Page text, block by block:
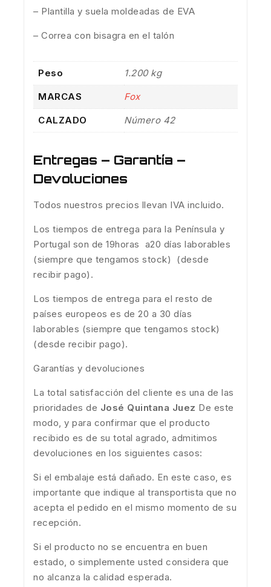
– Plantilla y suela moldeadas de EVA
– Correa con bisagra en el talón
Peso 1.200 kg
MARCAS Fox
CALZADO Número 42
Entregas – Garantía –
Devoluciones
Todos nuestros precios llevan IVA incluido.
Los tiempos de entrega para la Península y
Portugal son de 19horas a20 días laborables
(siempre que tengamos stock) (desde
recibir pago).
Los tiempos de entrega para el resto de
países europeos es de 20 a 30 días
laborables (siempre que tengamos stock)
(desde recibir pago).
Garantías y devoluciones
La total satisfacción del cliente es una de las
prioridades de José Quintana Juez De este
modo, y para confirmar que el producto
recibido es de su total agrado, admitimos
devoluciones en los siguientes casos:
Si el embalaje está dañado. En este caso, es
importante que indique al transportista que no
acepta el pedido en el mismo momento de su
recepción.
Si el producto no se encuentra en buen
estado, o simplemente usted considera que
no alcanza la calidad esperada.